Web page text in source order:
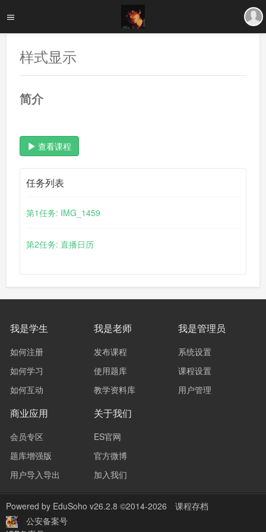
样式显示
简介
查看课程
任务列表
第1任务: IMG_1459
第2任务: 直播日历
我是学生
如何注册
如何学习
如何互动
我是老师
发布课程
使用题库
教学资料库
我是管理员
系统设置
课程设置
用户管理
商业应用
会员专区
题库增强版
用户导入导出
关于我们
ES官网
官方微博
加入我们
Powered by EduSoho v26.2.8 ©2014-2026
课程存档
公安备案号